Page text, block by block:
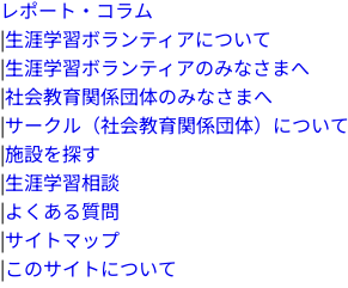
レポート・コラム
|生涯学習ボランティアについて
|生涯学習ボランティアのみなさまへ
|社会教育関係団体のみなさまへ
|サークル（社会教育関係団体）について
|施設を探す
|生涯学習相談
|よくある質問
|サイトマップ
|このサイトについて